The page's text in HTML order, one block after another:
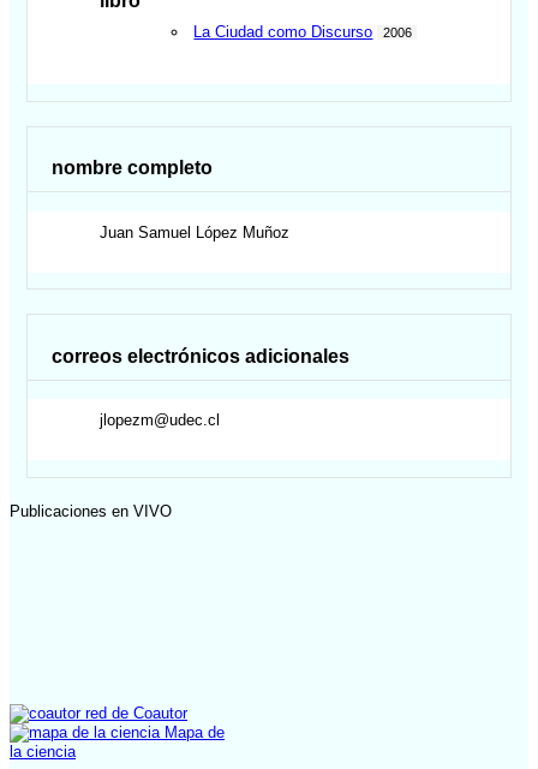
La Ciudad como Discurso 2006
nombre completo
Juan Samuel López Muñoz
correos electrónicos adicionales
jlopezm@udec.cl
Publicaciones en VIVO
red de Coautor
Mapa de
la ciencia